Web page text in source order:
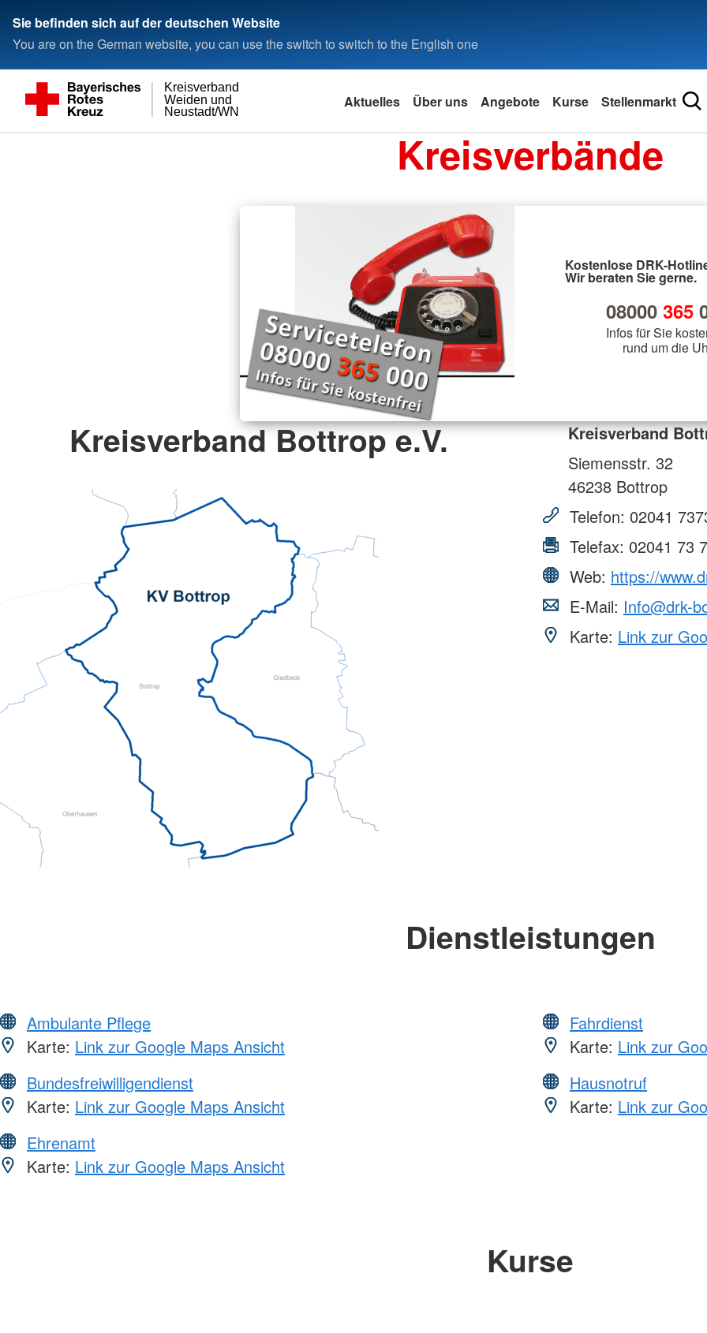
Sie befinden sich auf der deutschen Website
You are on the German website, you can use the switch to switch to the English one
Neustadt/WN
Weiden und
Kreisverband
Aktuelles Über uns Angebote Kurse Stellenmarkt
Kreisverbände
Kostenlose DRK-
Wir beraten Sie gerne.
08000 365
Infos für Sie
rund um die
Kreisverband Bottrop e.V.
Kreisverband
Siemensstr. 32
46238 Bottrop
Telefon: 02041
Telefax: 02041 73
Web: https://
E-Mail: Info@drk-
Karte: Link zur
Dienstleistungen
Ambulante Pflege
Karte: Link zur Google Maps Ansicht
Bundesfreiwilligendienst
Karte: Link zur Google Maps Ansicht
Ehrenamt
Karte: Link zur Google Maps Ansicht
Fahrdienst
Karte: Link zur
Hausnotruf
Karte: Link zur
Kurse